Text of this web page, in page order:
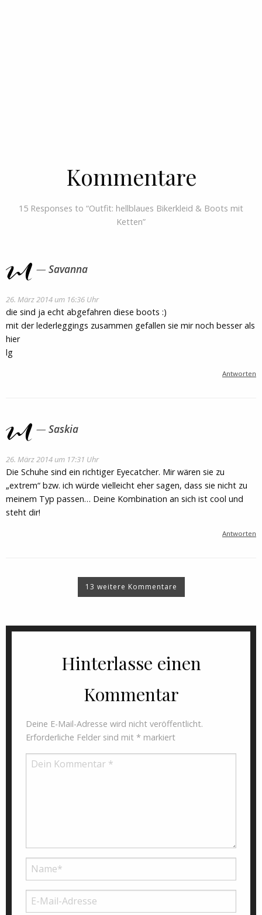
Kommentare
15 Responses to “Outfit: hellblaues Bikerkleid & Boots mit
Ketten”
Savanna
26. März 2014 um 16:36 Uhr
die sind ja echt abgefahren diese boots :)
mit der lederleggings zusammen gefallen sie mir noch besser als
hier
lg
Antworten
Saskia
26. März 2014 um 17:31 Uhr
Die Schuhe sind ein richtiger Eyecatcher. Mir wären sie zu
„extrem“ bzw. ich würde vielleicht eher sagen, dass sie nicht zu
meinem Typ passen… Deine Kombination an sich ist cool und
steht dir!
Antworten
13 weitere Kommentare
Hinterlasse einen
Kommentar
Deine E-Mail-Adresse wird nicht veröffentlicht.
Erforderliche Felder sind mit * markiert